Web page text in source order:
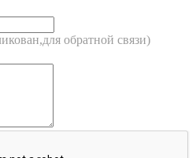
обратной связи)